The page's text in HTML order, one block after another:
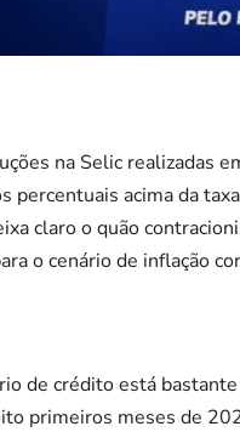
na Selic realizadas
percentuais acima da
claro o quão
o cenário de inflação
de crédito está
primeiros meses de